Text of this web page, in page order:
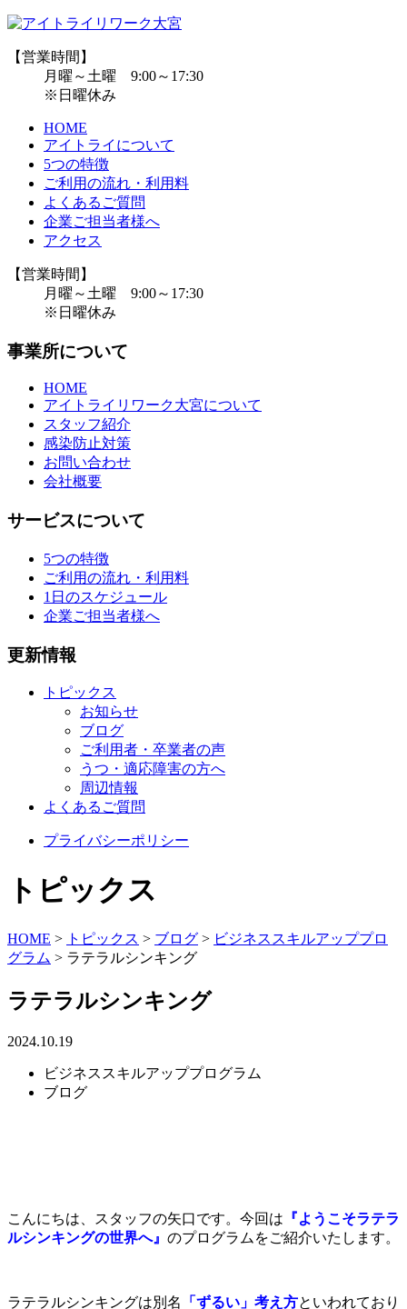
【営業時間】
月曜～土曜 9:00～17:30
※日曜休み
HOME
アイトライについて
5つの特徴
ご利用の流れ・利用料
よくあるご質問
企業ご担当者様へ
アクセス
【営業時間】
月曜～土曜 9:00～17:30
※日曜休み
事業所について
HOME
アイトライリワーク大宮について
スタッフ紹介
感染防止対策
お問い合わせ
会社概要
サービスについて
5つの特徴
ご利用の流れ・利用料
1日のスケジュール
企業ご担当者様へ
更新情報
トピックス
お知らせ
ブログ
ご利用者・卒業者の声
うつ・適応障害の方へ
周辺情報
よくあるご質問
プライバシーポリシー
トピックス
HOME > トピックス > ブログ > ビジネススキルアッププロ
グラム > ラテラルシンキング
ラテラルシンキング
2024.10.19
ビジネススキルアッププログラム
ブログ
こんにちは、スタッフの矢口です。今回は 『ようこそラテラ
ルシンキングの世界へ』 のプログラムをご紹介いたします。
ラテラルシンキングは別名 「ずるい」考え方といわれており